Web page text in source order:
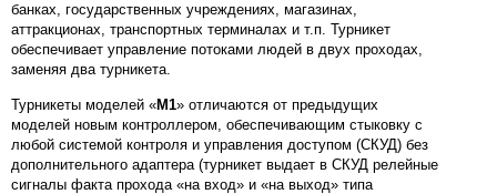
банках, государственных учреждениях, магазинах,
аттракционах, транспортных терминалах и т.п. Турникет
обеспечивает управление потоками людей в двух проходах,
заменяя два турникета.
Турникеты моделей «М1» отличаются от предыдущих
моделей новым контроллером, обеспечивающим стыковку с
любой системой контроля и управления доступом (СКУД) без
дополнительного адаптера (турникет выдает в СКУД релейные
сигналы факта прохода «на вход» и «на выход» типа